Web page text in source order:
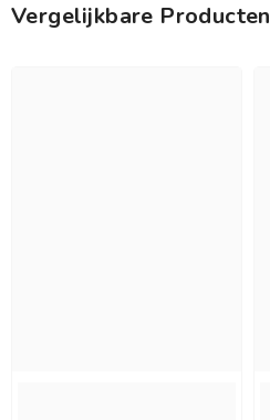
Vergelijkbare Producten